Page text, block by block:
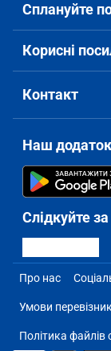
Сплануйте
Корисні
Контакт
Наш
Слідкуйте
Про нас
Умови
Політика файлів